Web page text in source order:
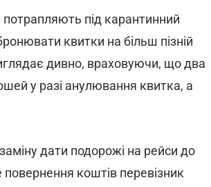
потрапляють під карантинний
квитки на більш пізній
дивно, враховуючи, що два
у разі анулювання квитка, а
дати подорожі на рейси до
повернення коштів перевізник